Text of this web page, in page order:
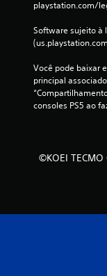
playstation.com/
Software sujeito à
Você pode baixar
principal
consoles PS5 ao
©KOEI